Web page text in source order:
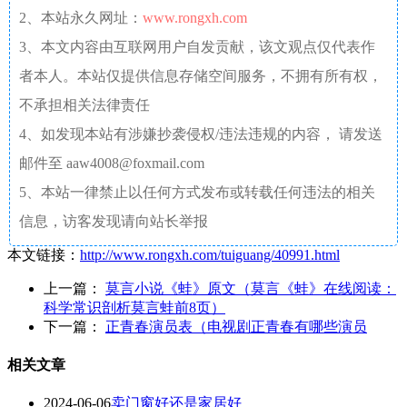
2、本站永久网址： www.rongxh.com
3、本文内容由互联网用户自发贡献，该文观点仅代表作
者本人。本站仅提供信息存储空间服务，不拥有所有权，
不承担相关法律责任
4、如发现本站有涉嫌抄袭侵权/违法违规的内容， 请发送
邮件至 aaw4008@foxmail.com
5、本站一律禁止以任何方式发布或转载任何违法的相关
信息，访客发现请向站长举报
本文链接： http://www.rongxh.com/tuiguang/40991.html
上一篇： 莫言小说《蛙》原文（莫言《蛙》在线阅读：
科学常识剖析莫言蛙前8页）
下一篇： 正青春演员表（电视剧正青春有哪些演员
相关文章
2024-06-06卖门窗好还是家居好